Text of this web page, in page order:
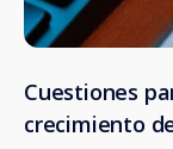
Cuestiones
crecimiento